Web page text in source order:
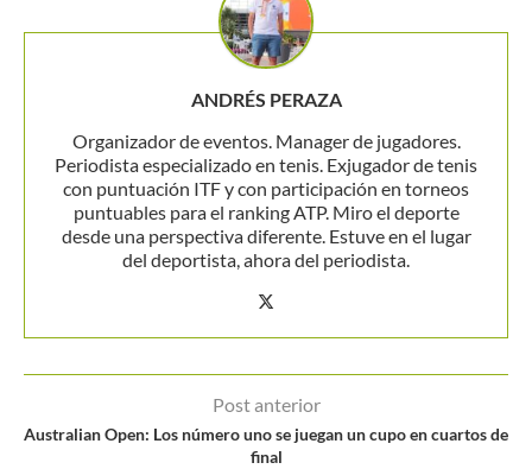
ANDRÉS PERAZA
Organizador de eventos. Manager de jugadores.
Periodista especializado en tenis. Exjugador de tenis
con puntuación ITF y con participación en torneos
puntuables para el ranking ATP. Miro el deporte
desde una perspectiva diferente. Estuve en el lugar
del deportista, ahora del periodista.
Post anterior
Australian Open: Los número uno se juegan un cupo en cuartos de
final